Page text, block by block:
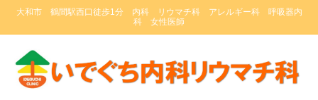
大和市 鶴間駅西口徒歩1分 内科 リウマチ科 アレルギー科 呼吸器内
科 女性医師